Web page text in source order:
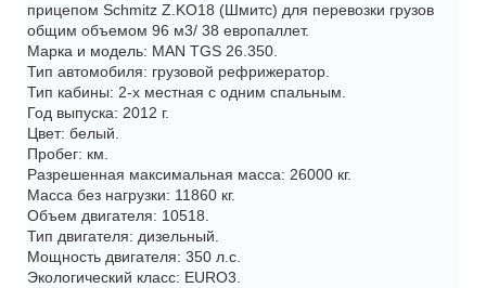
прицепом Schmitz Z.KO18 (Шмитс) для перевозки грузов
общим объемом 96 м3/ 38 европаллет.
Марка и модель: MAN TGS 26.350.
Тип автомобиля: грузовой рефрижератор.
Тип кабины: 2-х местная с одним спальным.
Год выпуска: 2012 г.
Цвет: белый.
Пробег: км.
Разрешенная максимальная масса: 26000 кг.
Масса без нагрузки: 11860 кг.
Объем двигателя: 10518.
Тип двигателя: дизельный.
Мощность двигателя: 350 л.с.
Экологический класс: EURO3.